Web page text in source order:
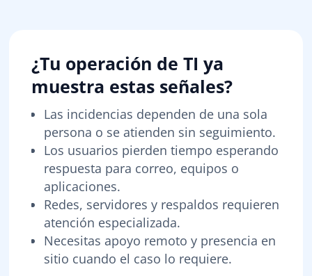
¿Tu operación de TI ya
muestra estas señales?
Las incidencias dependen de una sola
persona o se atienden sin seguimiento.
Los usuarios pierden tiempo esperando
respuesta para correo, equipos o
aplicaciones.
Redes, servidores y respaldos requieren
atención especializada.
Necesitas apoyo remoto y presencia en
sitio cuando el caso lo requiere.